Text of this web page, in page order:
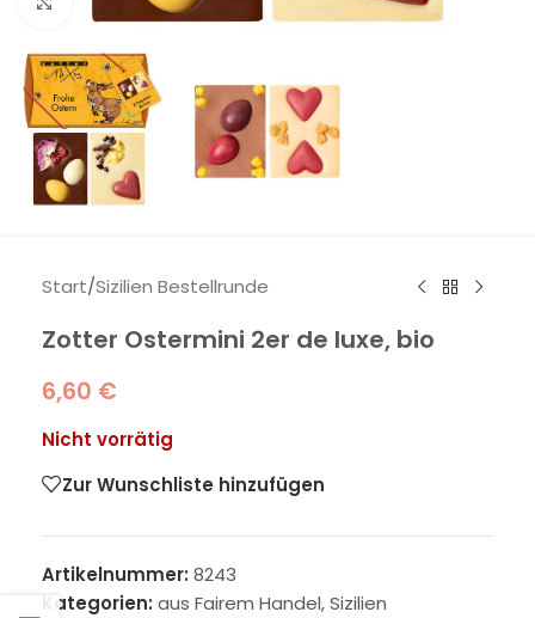
Start/Sizilien Bestellrunde
Zotter Ostermini 2er de luxe, bio
6,60 €
Nicht vorrätig
Zur Wunschliste hinzufügen
Artikelnummer: 8243
Kategorien: aus Fairem Handel,Sizilien